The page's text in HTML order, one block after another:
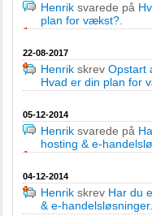
Henrik svarede på
plan for vækst?
22-08-2017
Henrik skrev Opstart
Hvad er din plan for
05-12-2014
Henrik svarede på
hosting & e-
04-12-2014
Henrik skrev Har du
& e-handelsløsninger.